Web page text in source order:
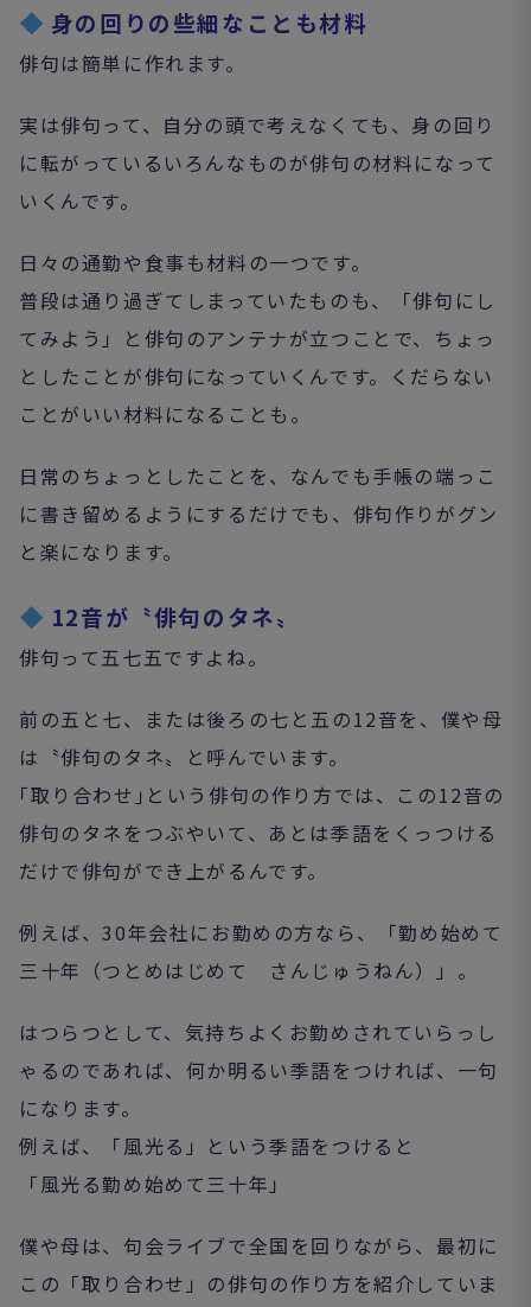
身の回りの些細なことも材料
俳句は簡単に作れます。
実は俳句って、自分の頭で考えなくても、身の回り
に転がっているいろんなものが俳句の材料になって
いくんです。
日々の通勤や食事も材料の一つです。
普段は通り過ぎてしまっていたものも、「俳句にし
てみよう」と俳句のアンテナが立つことで、ちょっ
としたことが俳句になっていくんです。くだらない
ことがいい材料になることも。
日常のちょっとしたことを、なんでも手帳の端っこ
に書き留めるようにするだけでも、俳句作りがグン
と楽になります。
12音が〝俳句のタネ〟
俳句って五七五ですよね。
前の五と七、または後ろの七と五の12音を、僕や母
は〝俳句のタネ〟と呼んでいます。
｢取り合わせ｣という俳句の作り方では、この12音の
俳句のタネをつぶやいて、あとは季語をくっつける
だけで俳句ができ上がるんです。
例えば、30年会社にお勤めの方なら、「勤め始めて
三十年（つとめはじめて さんじゅうねん）」。
はつらつとして、気持ちよくお勤めされていらっし
ゃるのであれば、何か明るい季語をつければ、一句
になります。
例えば、「風光る」という季語をつけると
「風光る勤め始めて三十年」
僕や母は、句会ライブで全国を回りながら、最初に
この「取り合わせ」の俳句の作り方を紹介していま